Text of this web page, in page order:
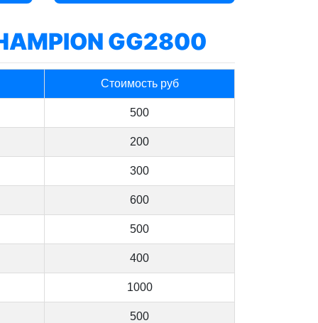
GG2800
Стоимость руб
500
200
300
600
500
400
1000
500